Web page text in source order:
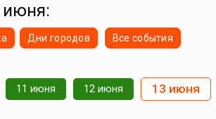
июня:
Дни городов Все события
11 июня 12 июня 13 июня